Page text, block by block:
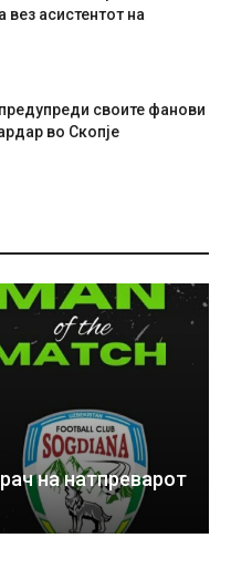
вез асистентот на
своите фанови
во Скопје
на натпреварот